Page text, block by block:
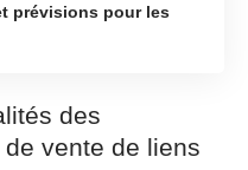
prévisions pour les
des
vente de liens